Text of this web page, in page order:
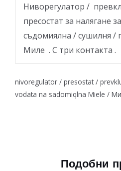
Ниворегулатор /
пресостат за налягане
съдомиялна / сушилня /
Миле . С три контакта .
nivoregulator / presostat /
vodata na sadomiqlna Miele /
Подобни